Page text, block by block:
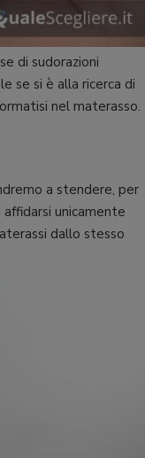
di sudorazioni
se si è alla ricerca di
nel materasso.
a stendere, per
unicamente
dallo stesso